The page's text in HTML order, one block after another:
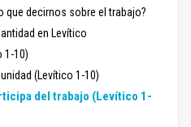
que decirnos sobre el trabajo?
en Levítico
1-10)
(Levítico 1-10)
del trabajo (Levítico 1-